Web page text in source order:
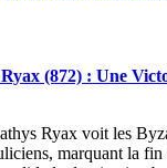
(872) : Une
Ryax voit les
marquant la fin